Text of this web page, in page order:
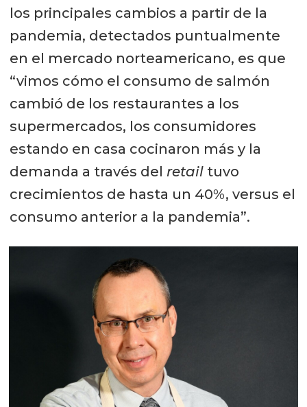
los principales cambios a partir de la
pandemia, detectados puntualmente
en el mercado norteamericano, es que
“vimos cómo el consumo de salmón
cambió de los restaurantes a los
supermercados, los consumidores
estando en casa cocinaron más y la
demanda a través del retail tuvo
crecimientos de hasta un 40%, versus el
consumo anterior a la pandemia”.